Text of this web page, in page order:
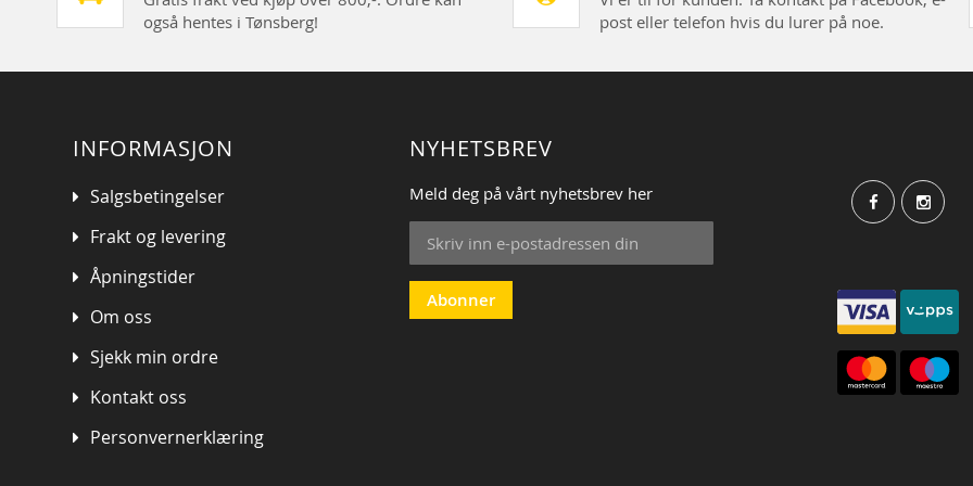
også hentes i Tønsberg!
post eller telefon hvis du lurer på noe.
INFORMASJON
Salgsbetingelser
Frakt og levering
Åpningstider
Om oss
Sjekk min ordre
Kontakt oss
Personvernerklæring
NYHETSBREV
Meld deg på vårt nyhetsbrev her
Sign
Up
for
Our
Newsletter:
Abonner